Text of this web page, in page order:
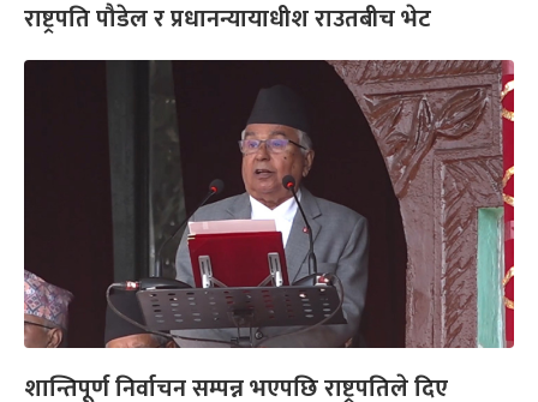
राष्ट्रपति पौडेल र प्रधानन्यायाधीश राउतबीच भेट
शान्तिपूर्ण निर्वाचन सम्पन्न भएपछि राष्ट्रपतिले दिए